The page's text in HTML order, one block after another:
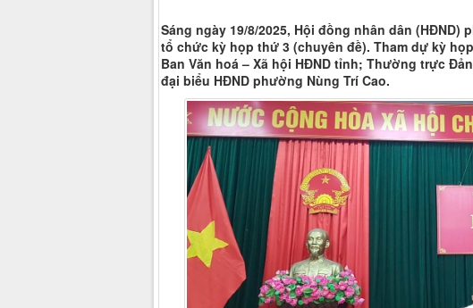
Sáng ngày 19/8/2025, Hội đồng nhân dân (HĐND)
tổ chức kỳ họp thứ 3 (chuyên đề). Tham dự kỳ
Ban Văn hoá – Xã hội HĐND tỉnh; Thường trực
đại biểu HĐND phường Nùng Trí Cao.